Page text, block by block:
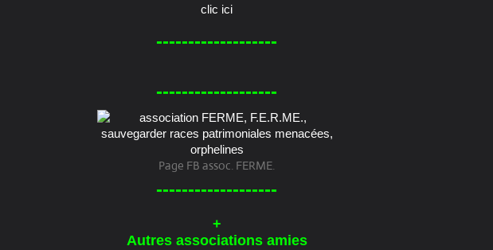
clic ici
-------------------
-------------------
Page FB assoc. FERME.
-------------------
+
Autres associations amies